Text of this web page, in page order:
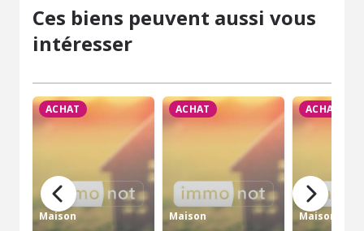
Ces biens peuvent aussi vous
intéresser
ACHAT
Maison
ACHAT
Maison
ACHAT
Maison